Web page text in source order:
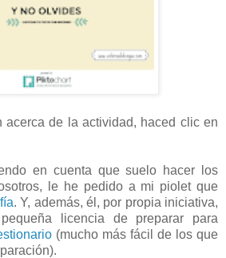
acerca de la actividad, haced clic en
en cuenta que suelo hacer los
le he pedido a mi piolet que
. Y, además, él, por propia iniciativa,
licencia de preparar para
(mucho más fácil de los que